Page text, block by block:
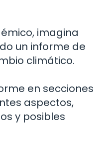
imagina
un informe de
climático.
en secciones
aspectos,
y posibles